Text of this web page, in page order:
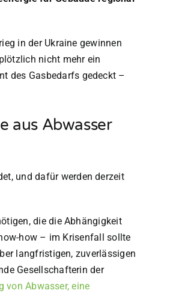
in der Ukraine gewinnen
nicht mehr ein
des Gasbedarfs gedeckt –
aus Abwasser
und dafür werden derzeit
die die Abhängigkeit
how – im Krisenfall sollte
langfristigen, zuverlässigen
Gesellschafterin der
von Abwasser, eine